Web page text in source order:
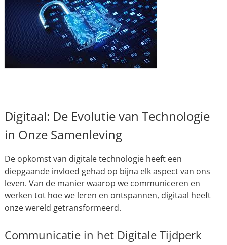
Digitaal: De Evolutie van Technologie
in Onze Samenleving
De opkomst van digitale technologie heeft een
diepgaande invloed gehad op bijna elk aspect van ons
leven. Van de manier waarop we communiceren en
werken tot hoe we leren en ontspannen, digitaal heeft
onze wereld getransformeerd.
Communicatie in het Digitale Tijdperk